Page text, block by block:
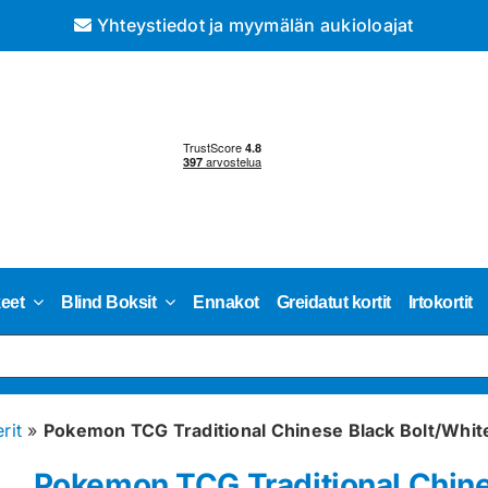
Yhteystiedot ja myymälän aukioloajat
Blind Boksit Ennakot Greidatut kortit Irtokortit
» Pokemon TCG Traditional Chinese Black Bolt/